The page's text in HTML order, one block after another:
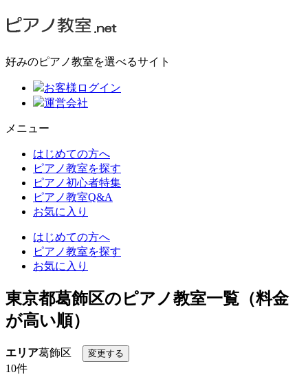
好みのピアノ教室を選べるサイト
お客様ログイン
運営会社
メニュー
はじめての方へ
ピアノ教室を探す
ピアノ初心者特集
ピアノ教室Q&A
お気に入り
はじめての方へ
ピアノ教室を探す
お気に入り
東京都葛飾区のピアノ教室一覧（料金
が高い順）
エリア葛飾区
10件